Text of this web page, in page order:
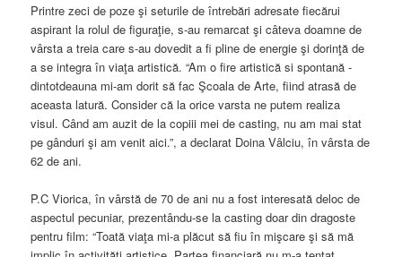
Printre zeci de poze şi seturile de întrebări adresate fiecărui
aspirant la rolul de figuraţie, s-au remarcat şi câteva doamne de
vârsta a treia care s-au dovedit a fi pline de energie şi dorinţă de
a se integra în viaţa artistică. “Am o fire artistică si spontană -
dintotdeauna mi-am dorit să fac Şcoala de Arte, fiind atrasă de
aceasta latură. Consider că la orice varsta ne putem realiza
visul. Când am auzit de la copiii mei de casting, nu am mai stat
pe gânduri şi am venit aici.”, a declarat Doina Vâlciu, în vârsta de
62 de ani.
P.C Viorica, în vârstă de 70 de ani nu a fost interesată deloc de
aspectul pecuniar, prezentându-se la casting doar din dragoste
pentru film: “Toată viaţa mi-a plăcut să fiu în mişcare şi să mă